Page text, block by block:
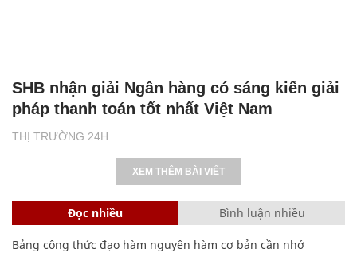
THỊ TRƯỜNG 24H
SHB nhận giải Ngân hàng có sáng kiến giải
pháp thanh toán tốt nhất Việt Nam
XEM THÊM BÀI VIẾT
Đọc nhiều Bình luận nhiều
Bảng công thức đạo hàm nguyên hàm cơ bản cần nhớ